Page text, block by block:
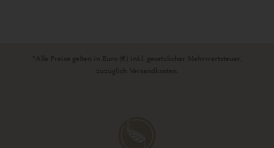
*Alle Preise gelten in Euro (€) inkl. gesetzlicher Mehrwertsteuer,
zuzüglich Versandkosten.